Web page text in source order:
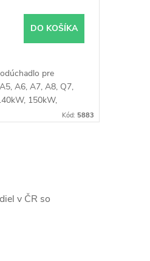
DO KOŠÍKA
pre
A6, A7, A8, Q7,
150kW,
Kód: 5883
v ČR so